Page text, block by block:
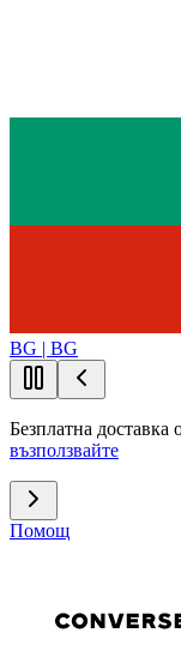
BG | BG
Безплатна доставка
възползвайте
Помощ